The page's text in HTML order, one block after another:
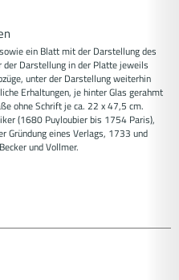
ein Blatt mit der Darstellung des
Darstellung in der Platte jeweils
unter der Darstellung weiterhin
Erhaltungen, je hinter Glas gerahmt
ohne Schrift je ca. 22 x 47,5 cm.
(1680 Puyloubier bis 1754 Paris),
Gründung eines Verlags, 1733 und
und Vollmer.